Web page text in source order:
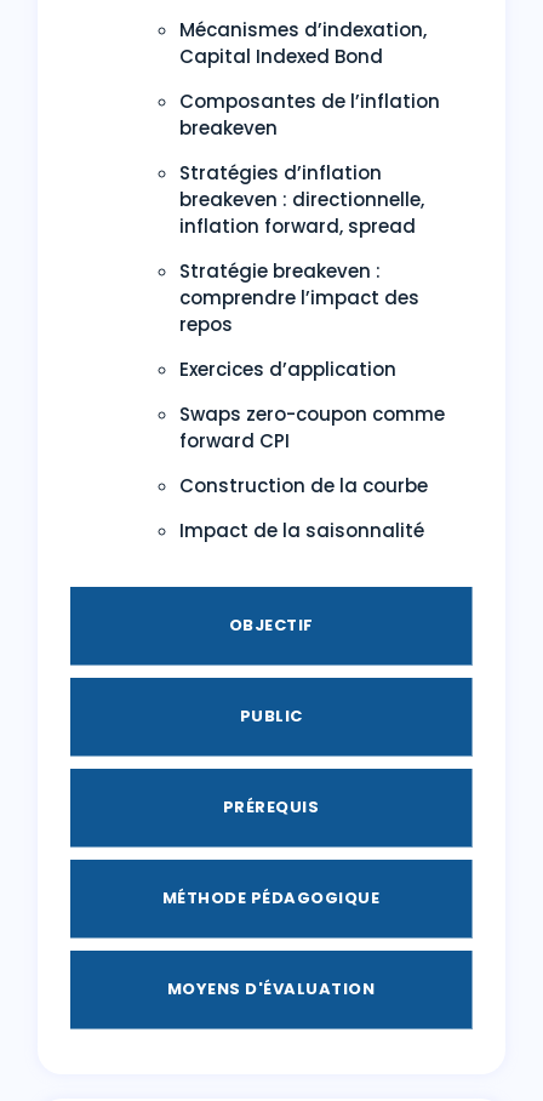
Mécanismes d’indexation,
Capital Indexed Bond
Composantes de l’inflation
breakeven
Stratégies d’inflation
breakeven : directionnelle,
inflation forward, spread
Stratégie breakeven :
comprendre l’impact des
repos
Exercices d’application
Swaps zero-coupon comme
forward CPI
Construction de la courbe
Impact de la saisonnalité
OBJECTIF
PUBLIC
PRÉREQUIS
MÉTHODE PÉDAGOGIQUE
MOYENS D'ÉVALUATION